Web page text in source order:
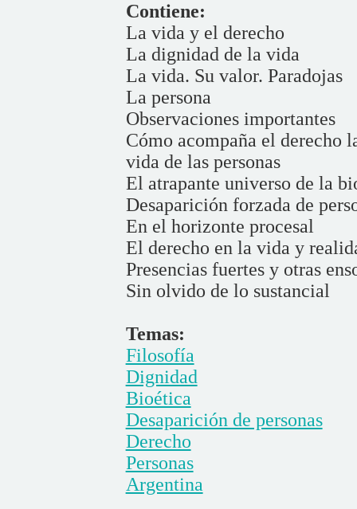
Contiene:
La vida y el derecho
La dignidad de la vida
La vida. Su valor. Paradojas
La persona
Observaciones importantes
Cómo acompaña el derecho
vida de las personas
El atrapante universo de la
Desaparición forzada de
En el horizonte procesal
El derecho en la vida y
Presencias fuertes y otras
Sin olvido de lo sustancial
Temas:
Filosofía
Dignidad
Bioética
Desaparición de personas
Derecho
Personas
Argentina